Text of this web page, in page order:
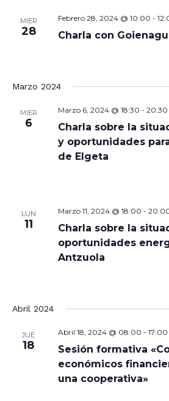
MIER
28
Febrero 28, 2024 @ 10:00 -
Charla con
Marzo 2024
MIER
6
Marzo 6, 2024 @ 18:30 - 20:30
Charla sobre la
y oportunidades
de Elgeta
LUN
11
Marzo 11, 2024 @ 18:00 -
Charla sobre la
oportunidades
Antzuola
Abril 2024
JUE
18
Abril 18, 2024 @ 08:00 - 17:00
Sesión formativa
económicos
una cooperativa»